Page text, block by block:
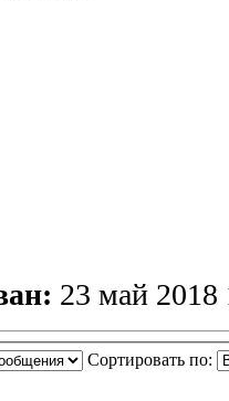
23 май 2018
Сортировать по: